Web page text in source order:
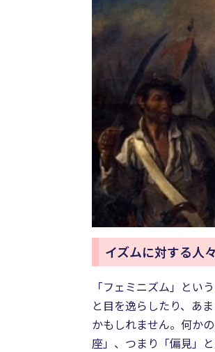
イズムに対する人
「フェミニズム」とい
と目を逸らしたり、あ
かもしれません。何か
座」、つまり「偏見」